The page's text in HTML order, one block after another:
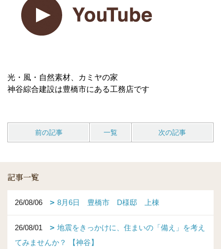
光・風・自然素材、カミヤの家
神谷綜合建設は豊橋市にある工務店です
前の記事 一覧 次の記事
記事一覧
26/08/06 8月6日 豊橋市 D様邸 上棟
26/08/01
地震をきっかけに、住まいの「備え」を考え
てみませんか？ 【神谷】